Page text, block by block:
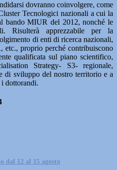
dovranno coinvolgere, come
Tecnologici nazionali a cui la
bando MIUR del 2012, nonché le
Risulterà apprezzabile per la
di enti di ricerca nazionali,
proprio perché contribuiscono
qualificata sul piano scientifico,
Strategy- S3- regionale,
di sviluppo del nostro territorio e a
dottorandi.
dal 12 al 15 agosto